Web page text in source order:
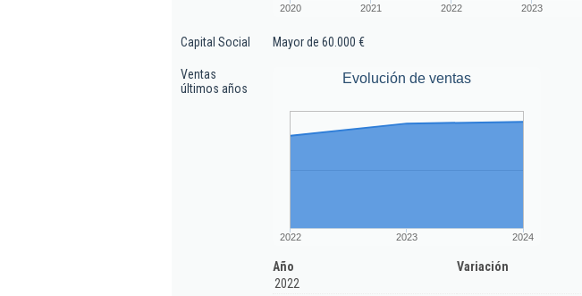
2020 2021 2022 2023
Capital Social Mayor de 60.000 €
Ventas
últimos años
Evolución de ventas
2022 2023 2024
Año
Variación
2022